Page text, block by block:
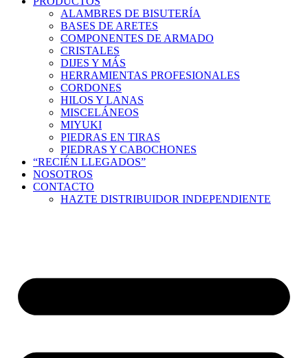
ALAMBRES DE BISUTERÍA
BASES DE ARETES
COMPONENTES DE ARMADO
CRISTALES
DIJES Y MÁS
HERRAMIENTAS PROFESIONALES
CORDONES
HILOS Y LANAS
MISCELÁNEOS
MIYUKI
PIEDRAS EN TIRAS
PIEDRAS Y CABOCHONES
“RECIÉN LLEGADOS”
NOSOTROS
CONTACTO
HAZTE DISTRIBUIDOR INDEPENDIENTE